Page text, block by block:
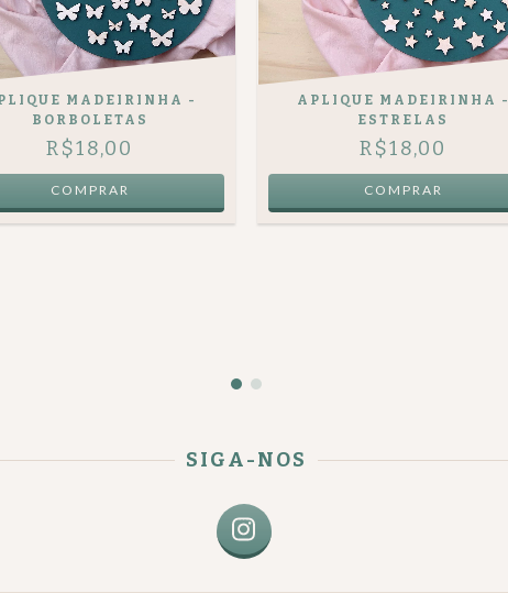
MADEIRINHA -
BORBOLETAS
R$18,00
APLIQUE MADEIRINHA -
ESTRELAS
R$18,00
SIGA-NOS